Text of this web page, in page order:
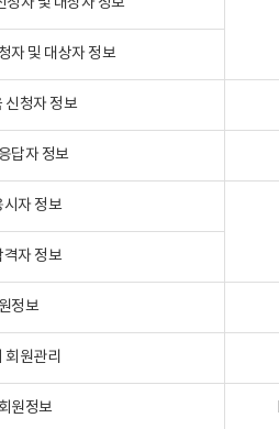
자 및 대상자 정보
신청자 정보
답자 정보
시자 정보
격자 정보
정보
원관리
원정보